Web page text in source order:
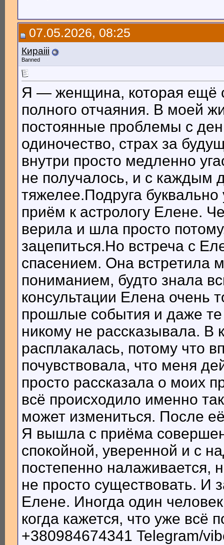
07.05.2026, 08:25
Кираiii
Banned
Я — женщина, которая ещё
полного отчаяния. В моей
постоянные проблемы с
одиночество, страх за
внутри просто медленно
не получалось, и с каждым
тяжелее.Подруга
приём к астрологу Елене.
верила и шла просто
зацепиться.Но встреча с
спасением. Она встретила
пониманием, будто знала
консультации Елена очень
прошлые события и даже те
никому не рассказывала. В
расплакалась, потому что
почувствовала, что меня
просто рассказала о моих
всё происходило именно
может измениться. После
Я вышла с приёма
спокойной, уверенной и с
постепенно налаживается,
не просто существовать. И
Елене. Иногда один
когда кажется, что уже всё
+380984674341 Telegram/